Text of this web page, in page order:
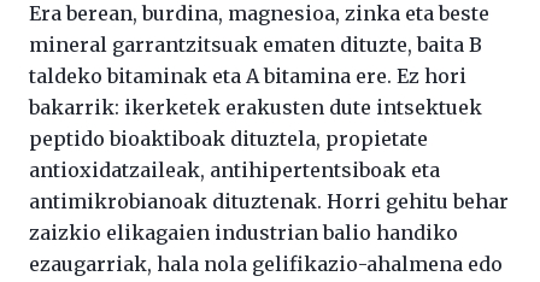
Era berean, burdina, magnesioa, zinka eta beste
mineral garrantzitsuak ematen dituzte, baita B
taldeko bitaminak eta A bitamina ere. Ez hori
bakarrik: ikerketek erakusten dute intsektuek
peptido bioaktiboak dituztela, propietate
antioxidatzaileak, antihipertentsiboak eta
antimikrobianoak dituztenak. Horri gehitu behar
zaizkio elikagaien industrian balio handiko
ezaugarriak, hala nola gelifikazio-ahalmena edo